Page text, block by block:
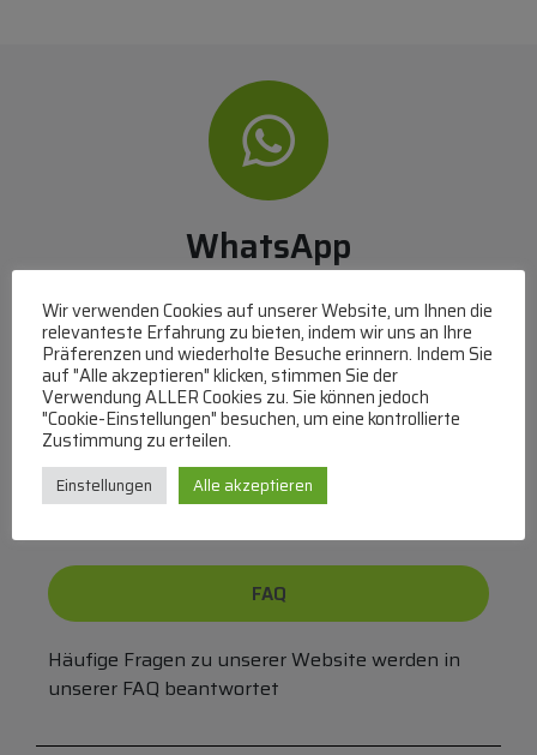
WhatsApp
aufnehmen
(MO-DO 8-17, FR 8-15 Uhr,+43 1 267 67 60)
Bei uns können Sie bezahlen per:
Überweisung
PayPal
MasterCard
FAQ
Häufige Fragen zu unserer Website werden in
unserer FAQ beantwortet
Wir verwenden Cookies auf unserer Website, um Ihnen die
relevanteste Erfahrung zu bieten, indem wir uns an Ihre
Präferenzen und wiederholte Besuche erinnern. Indem Sie
auf "Alle akzeptieren" klicken, stimmen Sie der
Verwendung ALLER Cookies zu. Sie können jedoch
"Cookie-Einstellungen" besuchen, um eine kontrollierte
Zustimmung zu erteilen.
Einstellungen Alle akzeptieren